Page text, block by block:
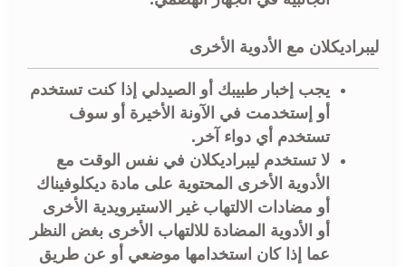
ليبراديكلان مع الأدوية الأخرى
يجب إخبار طبيبك أو الصيدلي إذا كنت تستخدم
أو إستخدمت في الآونة الأخيرة أو سوف
تستخدم أي دواء آخر.
لا تستخدم ليبراديكلان في نفس الوقت مع
الأدوية الأخرى المحتوية على مادة ديكلوفيناك
أو مضادات الالتهاب غير الاستيرويدية الأخرى
أو الأدوية المضادة للالتهاب الأخرى بغض النظر
عما إذا كان استخدامها موضعي أو عن طريق